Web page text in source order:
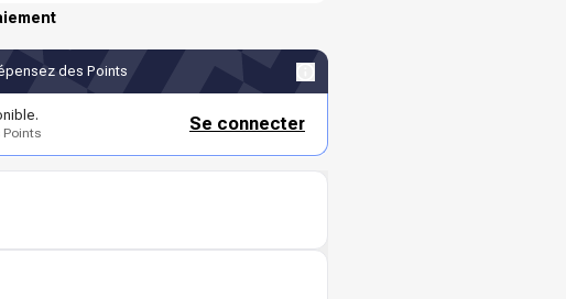
des Points
Points Se connecter